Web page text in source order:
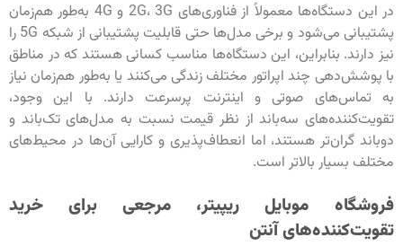
در این دستگاه‌ها معمولاً از فناوری‌های 2G، 3G و 4G به‌طور هم‌زمان
پشتیبانی می‌شود و برخی مدل‌ها حتی قابلیت پشتیبانی از شبکه 5G را
نیز دارند. بنابراین، این دستگاه‌ها مناسب کسانی هستند که در مناطق
با پوشش‌دهی چند اپراتور مختلف زندگی می‌کنند یا به‌طور هم‌زمان نیاز
به تماس‌های صوتی و اینترنت پرسرعت دارند. با این وجود،
تقویت‌کننده‌های سه‌باند از نظر قیمت نسبت به مدل‌های تک‌باند و
دوباند گران‌تر هستند، اما انعطاف‌پذیری و کارایی آن‌ها در محیط‌های
مختلف بسیار بالاتر است.
فروشگاه موبایل ریپیتر، مرجعی برای خرید
تقویت‌کننده‌های آنتن